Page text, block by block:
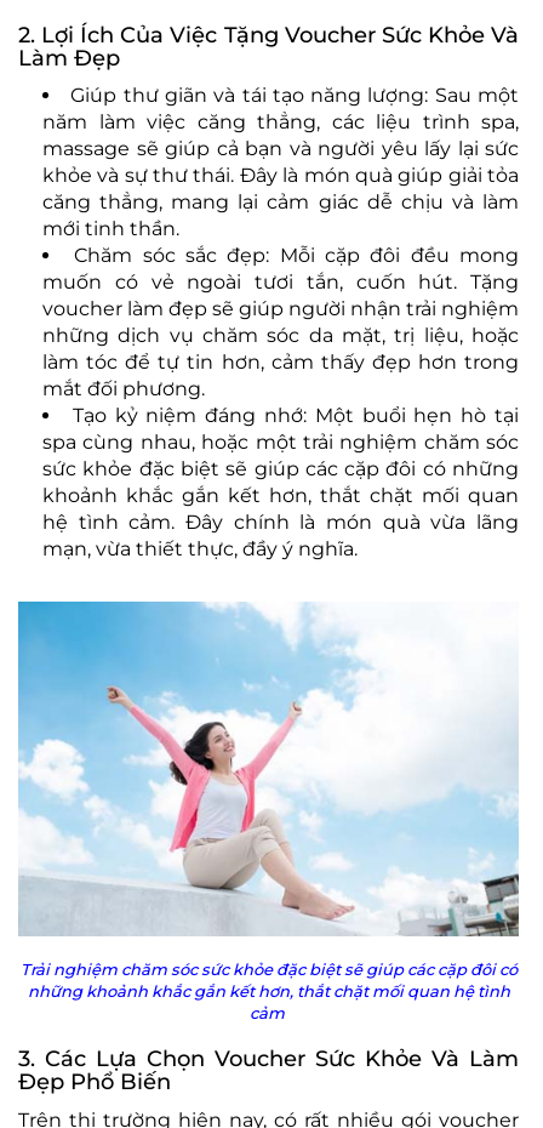
2. Lợi Ích Của Việc Tặng Voucher Sức Khỏe Và
Làm Đẹp
Giúp thư giãn và tái tạo năng lượng: Sau một
năm làm việc căng thẳng, các liệu trình spa,
massage sẽ giúp cả bạn và người yêu lấy lại sức
khỏe và sự thư thái. Đây là món quà giúp giải tỏa
căng thẳng, mang lại cảm giác dễ chịu và làm
mới tinh thần.
Chăm sóc sắc đẹp: Mỗi cặp đôi đều mong
muốn có vẻ ngoài tươi tắn, cuốn hút. Tặng
voucher làm đẹp sẽ giúp người nhận trải nghiệm
những dịch vụ chăm sóc da mặt, trị liệu, hoặc
làm tóc để tự tin hơn, cảm thấy đẹp hơn trong
mắt đối phương.
Tạo kỷ niệm đáng nhớ: Một buổi hẹn hò tại
spa cùng nhau, hoặc một trải nghiệm chăm sóc
sức khỏe đặc biệt sẽ giúp các cặp đôi có những
khoảnh khắc gắn kết hơn, thắt chặt mối quan
hệ tình cảm. Đây chính là món quà vừa lãng
mạn, vừa thiết thực, đầy ý nghĩa.
Trải nghiệm chăm sóc sức khỏe đặc biệt sẽ giúp các cặp đôi có
những khoảnh khắc gắn kết hơn, thắt chặt mối quan hệ tình
cảm
3. Các Lựa Chọn Voucher Sức Khỏe Và Làm
Đẹp Phổ Biến
Trên thị trường hiện nay, có rất nhiều gói voucher